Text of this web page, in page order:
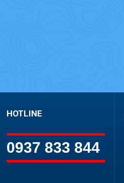
HOTLINE
0937 833 844